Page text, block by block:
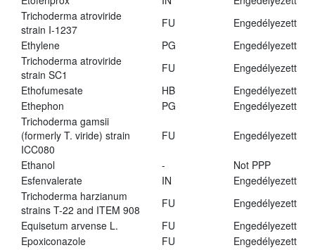
Trichoderma atroviride
strain I-1237
FU
Engedélyezett
Ethylene
PG
Engedélyezett
Trichoderma atroviride
strain SC1
FU
Engedélyezett
Ethofumesate
HB
Engedélyezett
Ethephon
PG
Engedélyezett
Trichoderma gamsii
(formerly T. viride) strain
ICC080
FU Engedélyezett
Ethanol -
Not PPP
Esfenvalerate
IN
Engedélyezett
Trichoderma harzianum
strains T-22 and ITEM 908
FU
Engedélyezett
Equisetum arvense L.
FU
Engedélyezett
Epoxiconazole
FU
Engedélyezett